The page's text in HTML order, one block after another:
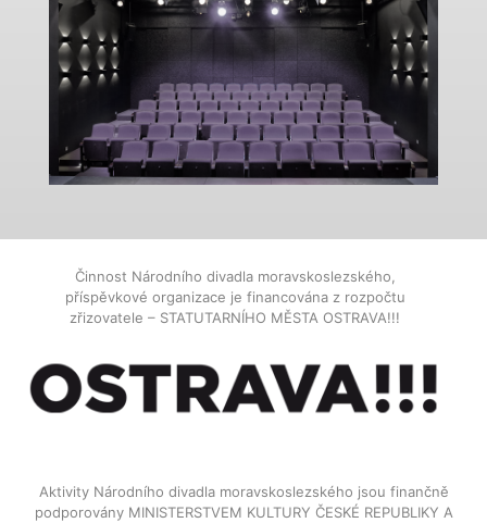
Činnost Národního divadla moravskoslezského,
příspěvkové organizace je financována z rozpočtu
zřizovatele – STATUTARNÍHO MĚSTA OSTRAVA!!!
Aktivity Národního divadla moravskoslezského jsou finančně
podporovány MINISTERSTVEM KULTURY ČESKÉ REPUBLIKY A